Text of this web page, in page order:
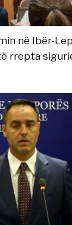
në Ibër-
rrepta